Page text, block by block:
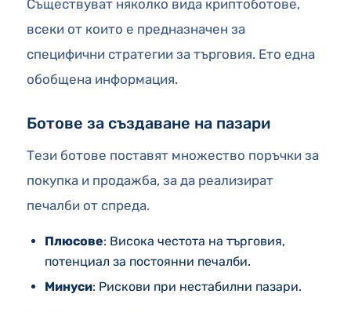
Съществуват няколко вида криптоботове,
всеки от които е предназначен за
специфични стратегии за търговия. Ето една
обобщена информация.
Ботове за създаване на пазари
Тези ботове поставят множество поръчки за
покупка и продажба, за да реализират
печалби от спреда.
Плюсове: Висока честота на търговия,
потенциал за постоянни печалби.
Минуси: Рискови при нестабилни пазари.